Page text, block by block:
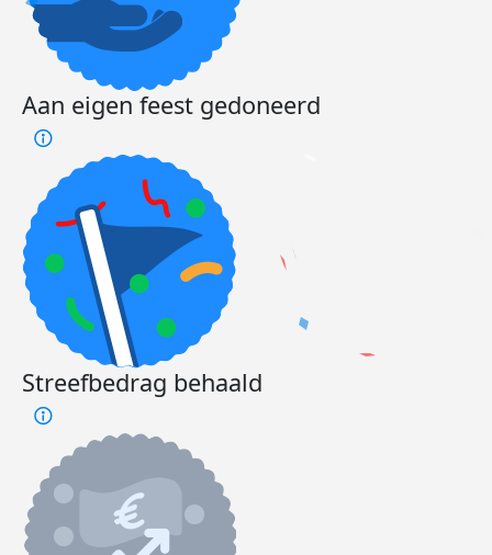
Aan eigen feest gedoneerd
Streefbedrag behaald